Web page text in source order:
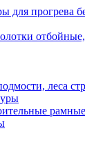
для прогрева
леса
рамные